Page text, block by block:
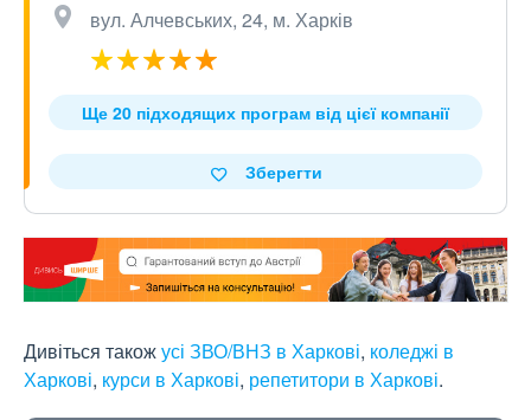
вул. Алчевських, 24, м. Харків
Ще 20 підходящих програм від цієї компанії
Зберегти
Дивіться такожусі ЗВО/ВНЗ в Харкові, коледжі в
Харкові, курси в Харкові, репетитори в Харкові.